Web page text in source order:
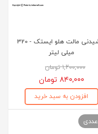
نوشیدنی مالت هلو ایستک - 320
میلی لیتر
۱,۲۰۰,۰۰۰ تومان
۸۴۰,۰۰۰ تومان
افزودن به سبد خرید